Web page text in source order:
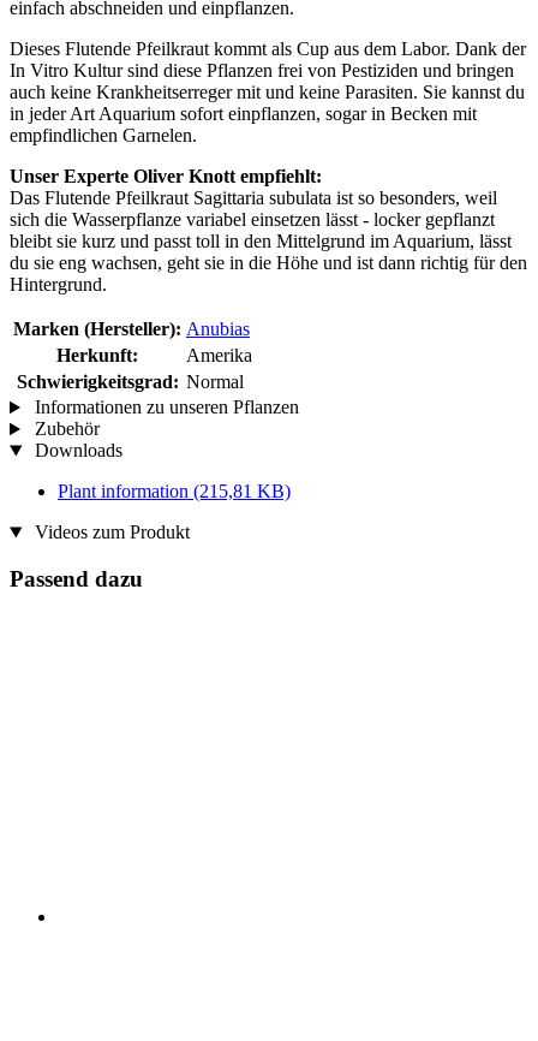
einfach abschneiden und einpflanzen.
Dieses Flutende Pfeilkraut kommt als Cup aus dem Labor. Dank der
In Vitro Kultur sind diese Pflanzen frei von Pestiziden und bringen
auch keine Krankheitserreger mit und keine Parasiten. Sie kannst du
in jeder Art Aquarium sofort einpflanzen, sogar in Becken mit
empfindlichen Garnelen.
Unser Experte Oliver Knott empfiehlt:
Das Flutende Pfeilkraut Sagittaria subulata ist so besonders, weil
sich die Wasserpflanze variabel einsetzen lässt - locker gepflanzt
bleibt sie kurz und passt toll in den Mittelgrund im Aquarium, lässt
du sie eng wachsen, geht sie in die Höhe und ist dann richtig für den
Hintergrund.
Marken (Hersteller): Anubias
Herkunft:
Amerika
Schwierigkeitsgrad: Normal
Informationen zu unseren Pflanzen
Zubehör
Downloads
Plant information (215,81 KB)
Videos zum Produkt
Passend dazu